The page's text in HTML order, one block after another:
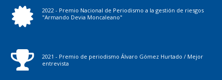
2022 - Premio Nacional de Periodismo a la gestión de riesgos
"Armando Devia Moncaleano"
2021 - Premio de periodismo Álvaro Gómez Hurtado / Mejor
entrevista